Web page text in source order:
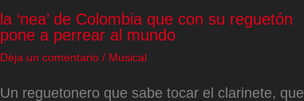
la ‘nea’ de Colombia que con su reguetón
pone a perrear al mundo
Deja un comentario / Musical
Un reguetonero que sabe tocar el clarinete, que